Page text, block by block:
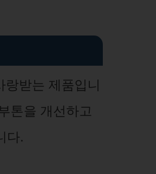
받는 제품입니
톤을 개선하고
다.